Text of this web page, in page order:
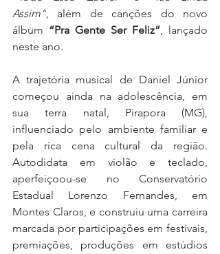
Assim”, além de canções do novo
álbum “Pra Gente Ser Feliz”, lançado
neste ano.
A trajetória musical de Daniel Júnior
começou ainda na adolescência, em
sua terra natal, Pirapora (MG),
influenciado pelo ambiente familiar e
pela rica cena cultural da região.
Autodidata em violão e teclado,
aperfeiçoou-se no Conservatório
Estadual Lorenzo Fernandes, em
Montes Claros, e construiu uma carreira
marcada por participações em festivais,
premiações, produções em estúdios